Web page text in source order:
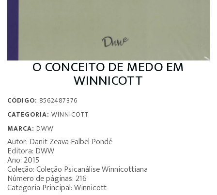
O CONCEITO DE MEDO EM
WINNICOTT
CÓDIGO: 8562487376
CATEGORIA: WINNICOTT
MARCA: DWW
Autor: Danit Zeava Falbel Pondé
Editora: DWW
Ano: 2015
Coleção: Coleção Psicanálise Winnicottiana
Número de páginas: 216
Categoria Principal: Winnicott